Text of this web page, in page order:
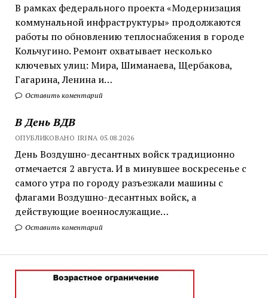
В рамках федерального проекта «Модернизация
коммунальной инфраструктуры» продолжаются
работы по обновлению теплоснабжения в городе
Кольчугино. Ремонт охватывает несколько
ключевых улиц: Мира, Шиманаева, Щербакова,
Гагарина, Ленина и…
Оставить коментарий
В День ВДВ
ОПУБЛИКОВАНО IRINA 05.08.2026
День Воздушно-десантных войск традиционно
отмечается 2 августа. И в минувшее воскресенье с
самого утра по городу разъезжали машины с
флагами Воздушно-десантных войск, а
действующие военнослужащие…
Оставить коментарий